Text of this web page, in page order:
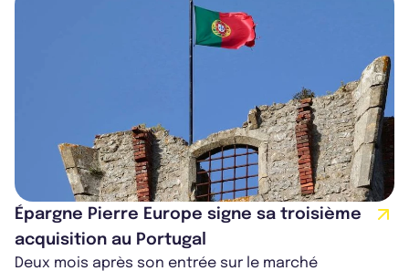
Épargne Pierre Europe signe sa troisième
acquisition au Portugal
Deux mois après son entrée sur le marché